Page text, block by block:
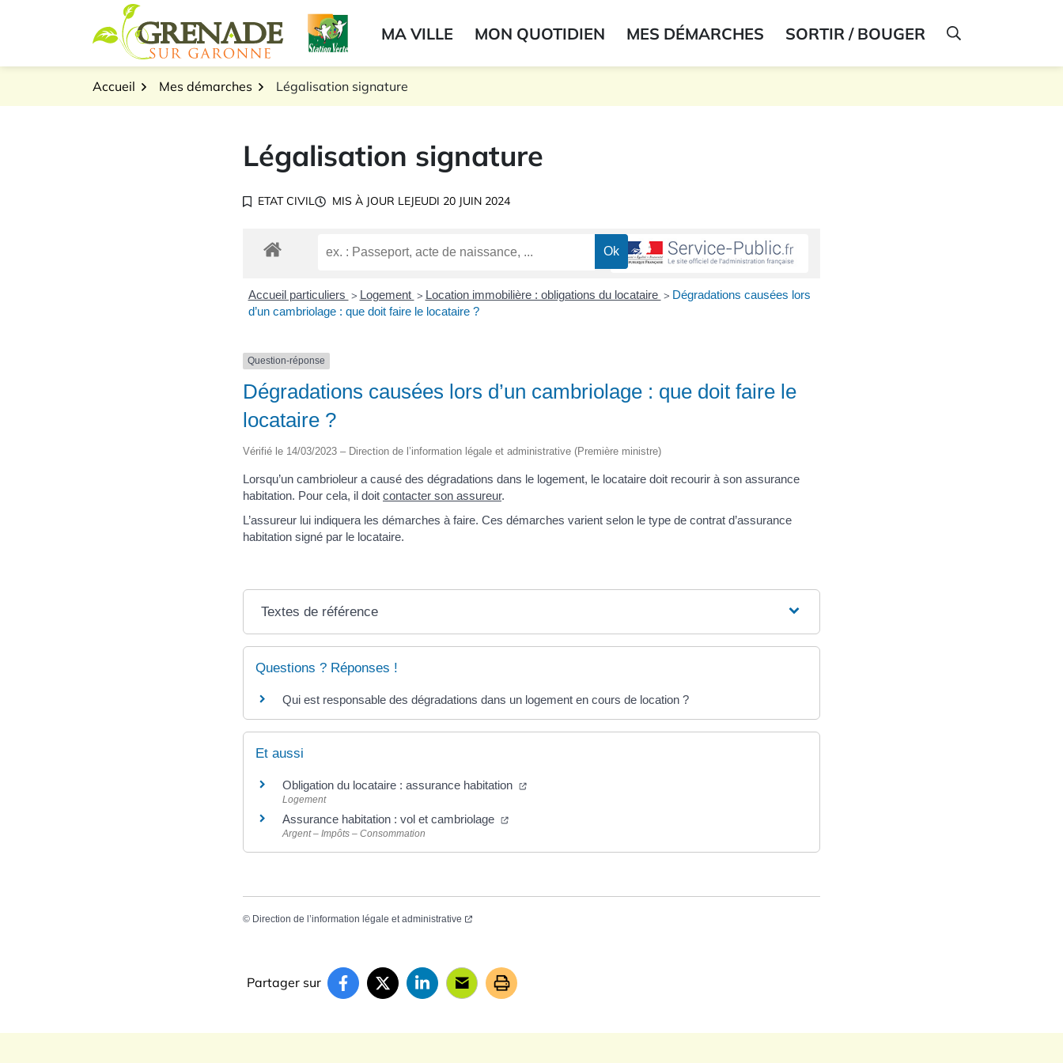
Logo Grenade sur GaronneMA VILLE MON QUOTIDIEN MES DÉMARCHES SORTIR / BOUGER AFFICHER LA
Accueil Mes démarches Légalisation signature
Légalisation signature
ETAT CIVIL MIS À JOUR LEJEUDI 20 JUIN 2024
Accueil particuliers > Logement > Location immobilière : obligations du locataire > Dégradations causées lors
d’un cambriolage : que doit faire le locataire ?
Question-réponse
Dégradations causées lors d’un cambriolage : que doit faire le
locataire ?
Vérifié le 14/03/2023 – Direction de l’information légale et administrative (Première ministre)
Lorsqu’un cambrioleur a causé des dégradations dans le logement, le locataire doit recourir à son assurance
habitation. Pour cela, il doit contacter son assureur.
L’assureur lui indiquera les démarches à faire. Ces démarches varient selon le type de contrat d’assurance
habitation signé par le locataire.
Textes de référence
Questions ? Réponses !
Qui est responsable des dégradations dans un logement en cours de location ?
Et aussi
Obligation du locataire : assurance habitation
Logement
Assurance habitation : vol et cambriolage
Argent – Impôts – Consommation
© Direction de l’information légale et administrative
Partager sur